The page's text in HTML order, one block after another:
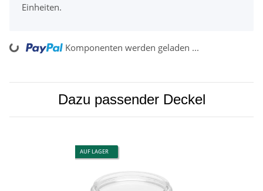
Einheiten.
Komponenten werden geladen ...
Dazu passender Deckel
AUF LAGER